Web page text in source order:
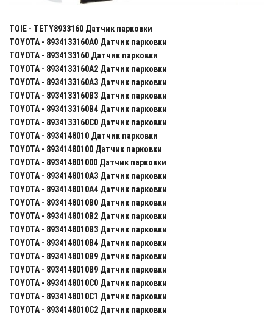
TOIE - TETY8933160 Датчик парковки
TOYOTA - 8934133160A0 Датчик парковки
TOYOTA - 8934133160 Датчик парковки
TOYOTA - 8934133160A2 Датчик парковки
TOYOTA - 8934133160A3 Датчик парковки
TOYOTA - 8934133160B3 Датчик парковки
TOYOTA - 8934133160B4 Датчик парковки
TOYOTA - 8934133160C0 Датчик парковки
TOYOTA - 8934148010 Датчик парковки
TOYOTA - 89341480100 Датчик парковки
TOYOTA - 893414801000 Датчик парковки
TOYOTA - 8934148010A3 Датчик парковки
TOYOTA - 8934148010A4 Датчик парковки
TOYOTA - 8934148010B0 Датчик парковки
TOYOTA - 8934148010B2 Датчик парковки
TOYOTA - 8934148010B3 Датчик парковки
TOYOTA - 8934148010B4 Датчик парковки
TOYOTA - 8934148010B9 Датчик парковки
TOYOTA - 8934148010B9 Датчик парковки
TOYOTA - 8934148010C0 Датчик парковки
TOYOTA - 8934148010C1 Датчик парковки
TOYOTA - 8934148010C2 Датчик парковки